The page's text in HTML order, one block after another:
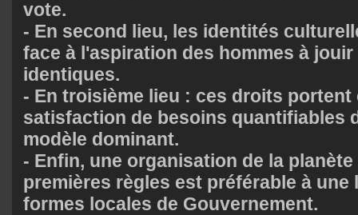
vote.
- En second lieu, les identités
face à l'aspiration des hommes à
identiques.
- En troisième lieu : ces droits portent
satisfaction de besoins quantifiables
modèle dominant.
- Enfin, une organisation de la
premières règles est préférable à une
formes locales de Gouvernement.